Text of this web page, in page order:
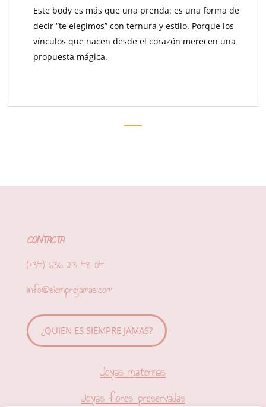
Este body es más que una prenda: es una forma de
decir “te elegimos” con ternura y estilo. Porque los
vínculos que nacen desde el corazón merecen una
propuesta mágica.
CONTACTA
(+34) 636 23 48 04
info@siemprejamas.com
¿QUIEN ES SIEMPRE JAMAS?
Joyas maternas
Joyas flores preservadas